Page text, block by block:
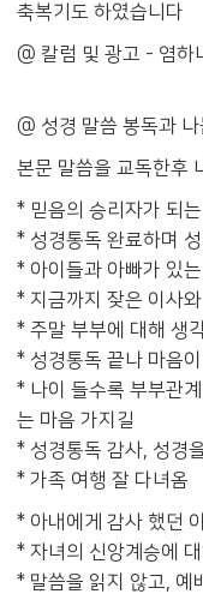
축복기도 하였습니다
@ 칼럼 및 광고 - 염하
@ 성경 말씀 봉독과
본문 말씀을 교독한후
* 믿음의 승리자가 되
* 성경통독 완료하며
* 아이들과 아빠가 있
* 지금까지 잦은 이사
* 주말 부부에 대해 생
* 성경통독 끝나 마음
* 나이 들수록 부부관
는 마음 가지길
* 성경통독 감사, 성경
* 가족 여행 잘 다녀옴
* 아내에게 감사 했던
* 자녀의 신앙계승에
* 말씀을 읽지 않고, 예